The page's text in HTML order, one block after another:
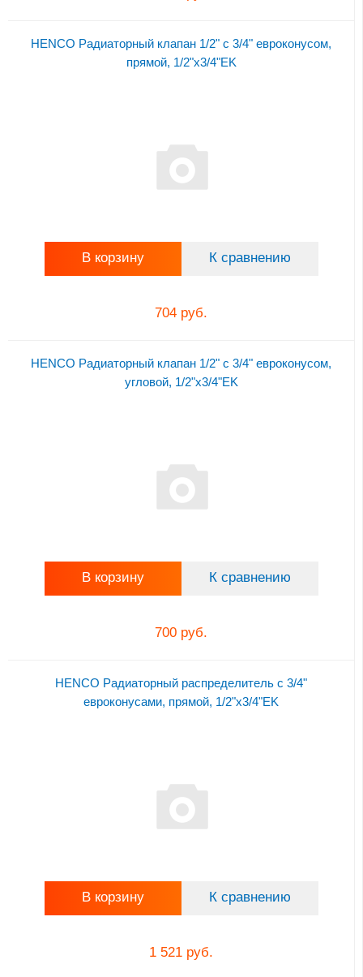
HENCO Радиаторный клапан 1/2" с 3/4" евроконусом,
прямой, 1/2"x3/4"EK
В корзину К сравнению
704 руб.
HENCO Радиаторный клапан 1/2" с 3/4" евроконусом,
угловой, 1/2"x3/4"EK
В корзину К сравнению
700 руб.
HENCO Радиаторный распределитель с 3/4"
евроконусами, прямой, 1/2"x3/4"EK
В корзину К сравнению
1 521 руб.